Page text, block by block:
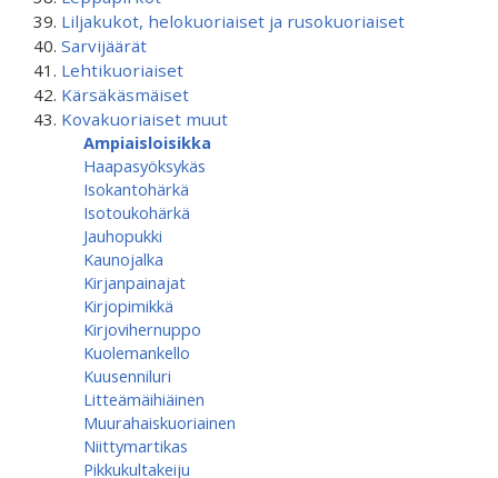
Liljakukot, helokuoriaiset ja rusokuoriaiset
Sarvijäärät
Lehtikuoriaiset
Kärsäkäsmäiset
Kovakuoriaiset muut
Ampiaisloisikka
Haapasyöksykäs
Isokantohärkä
Isotoukohärkä
Jauhopukki
Kaunojalka
Kirjanpainajat
Kirjopimikkä
Kirjovihernuppo
Kuolemankello
Kuusenniluri
Litteämäihiäinen
Muurahaiskuoriainen
Niittymartikas
Pikkukultakeiju